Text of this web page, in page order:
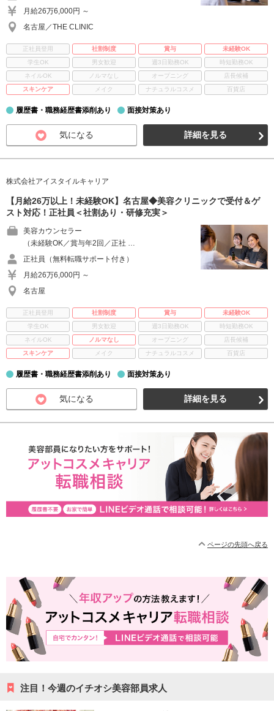
月給26万6,000円 ～
名古屋／THE CLINIC
正社員登用 社割制度 賞与
未経験OK
学生OK
男女歓迎 週3日勤務OK
時短勤務OK
ネイルOK
ノルマなし オープニング
店長候補
スキンケア
メイク ナチュラルコスメ 百貨店
履歴書・職務経歴書添削あり 面接対策あり
気になる 詳細を見る
株式会社アイスタイルキャリア
【月給26万以上！未経験OK】名古屋◆美容クリニックで受付＆ゲ
スト対応！正社員＜社割あり・研修充実＞
美容カウンセラー
（未経験OK／賞与年2回／正社 …
正社員（無料転職サポート付き）
月給26万6,000円 ～
名古屋
正社員登用 社割制度 賞与
未経験OK
学生OK
男女歓迎 週3日勤務OK
時短勤務OK
ネイルOK
ノルマなし オープニング
店長候補
スキンケア
メイク ナチュラルコスメ 百貨店
履歴書・職務経歴書添削あり 面接対策あり
気になる 詳細を見る
ページの先頭へ戻る
注目！今週のイチオシ美容部員求人